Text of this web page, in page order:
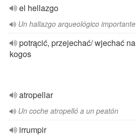
el hellazgo
Un hallazgo arqueológico importante
potrącić, przejechać/ wjechać na
kogos
atropellar
Un coche atropelló a un peatón
irrumpir